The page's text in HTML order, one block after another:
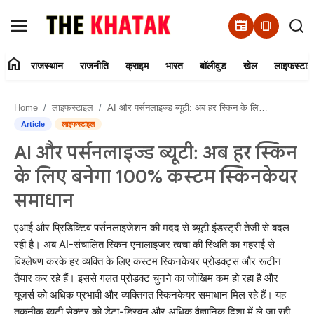
newspaper amp_stories
Contact Us
राजस्थान
राजनीति
क्राइम
भारत
बॉलीवुड
home राजस्थान राजनीति क्राइम भारत बॉलीवुड खेल
Home लाइफस्टाइल AI और पर्सनलाइज्ड ब्यूटी: अब हर स्किन के लिए बनेगा 100% कस्टम स्किनकेयर समाधान
Article लाइफस्टाइल
AI और पर्सनलाइज्ड ब्यूटी: अब हर स्किन
के लिए बनेगा 100% कस्टम स्किनकेयर
समाधान
एआई और प्रिडिक्टिव पर्सनलाइजेशन की मदद से ब्यूटी इंडस्ट्री तेजी से बदल
रही है। अब AI-संचालित स्किन एनालाइजर त्वचा की स्थिति का गहराई से
विश्लेषण करके हर व्यक्ति के लिए कस्टम स्किनकेयर प्रोडक्ट्स और रूटीन
तैयार कर रहे हैं। इससे गलत प्रोडक्ट चुनने का जोखिम कम हो रहा है और
यूजर्स को अधिक प्रभावी और व्यक्तिगत स्किनकेयर समाधान मिल रहे हैं। यह